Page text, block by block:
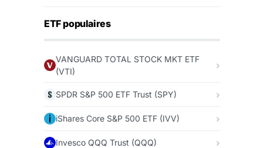
ETF populaires
VANGUARD TOTAL STOCK MKT ETF
(VTI)
SPDR S&P 500 ETF Trust (SPY)
iShares Core S&P 500 ETF (IVV)
Invesco QQQ Trust (QQQ)